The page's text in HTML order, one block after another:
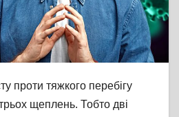
проти тяжкого перебігу
щеплень. Тобто дві